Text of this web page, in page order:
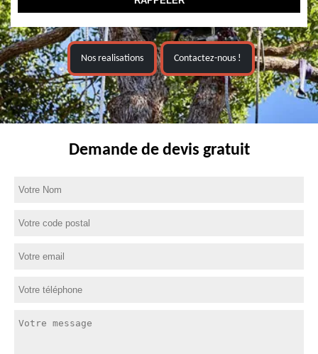
Nos realisations Contactez-nous !
Demande de devis gratuit